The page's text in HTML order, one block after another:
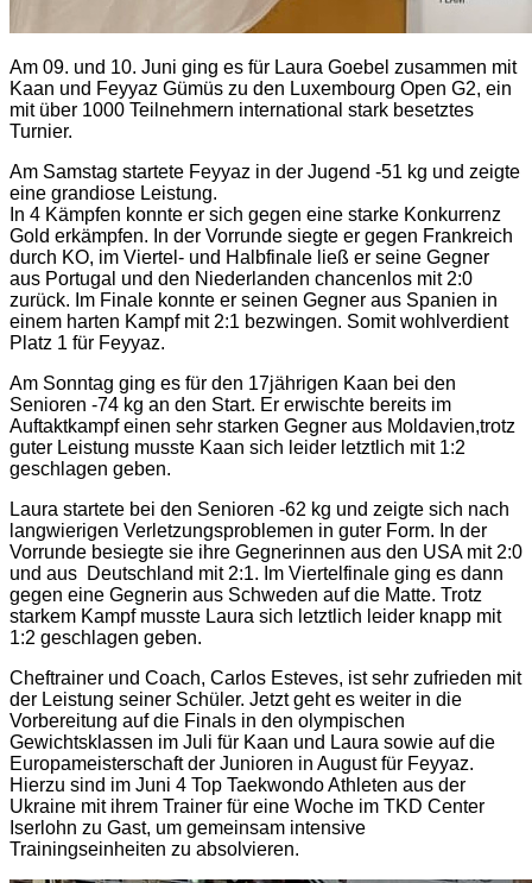
Am 09. und 10. Juni ging es für Laura Goebel zusammen mit
Kaan und Feyyaz Gümüs zu den Luxembourg Open G2, ein
mit über 1000 Teilnehmern international stark besetztes
Turnier.
Am Samstag startete Feyyaz in der Jugend -51 kg und zeigte
eine grandiose Leistung.
In 4 Kämpfen konnte er sich gegen eine starke Konkurrenz
Gold erkämpfen. In der Vorrunde siegte er gegen Frankreich
durch KO, im Viertel- und Halbfinale ließ er seine Gegner
aus Portugal und den Niederlanden chancenlos mit 2:0
zurück. Im Finale konnte er seinen Gegner aus Spanien in
einem harten Kampf mit 2:1 bezwingen. Somit wohlverdient
Platz 1 für Feyyaz.
Am Sonntag ging es für den 17jährigen Kaan bei den
Senioren -74 kg an den Start. Er erwischte bereits im
Auftaktkampf einen sehr starken Gegner aus Moldavien,trotz
guter Leistung musste Kaan sich leider letztlich mit 1:2
geschlagen geben.
Laura startete bei den Senioren -62 kg und zeigte sich nach
langwierigen Verletzungsproblemen in guter Form. In der
Vorrunde besiegte sie ihre Gegnerinnen aus den USA mit 2:0
und aus Deutschland mit 2:1. Im Viertelfinale ging es dann
gegen eine Gegnerin aus Schweden auf die Matte. Trotz
starkem Kampf musste Laura sich letztlich leider knapp mit
1:2 geschlagen geben.
Cheftrainer und Coach, Carlos Esteves, ist sehr zufrieden mit
der Leistung seiner Schüler. Jetzt geht es weiter in die
Vorbereitung auf die Finals in den olympischen
Gewichtsklassen im Juli für Kaan und Laura sowie auf die
Europameisterschaft der Junioren in August für Feyyaz.
Hierzu sind im Juni 4 Top Taekwondo Athleten aus der
Ukraine mit ihrem Trainer für eine Woche im TKD Center
Iserlohn zu Gast, um gemeinsam intensive
Trainingseinheiten zu absolvieren.